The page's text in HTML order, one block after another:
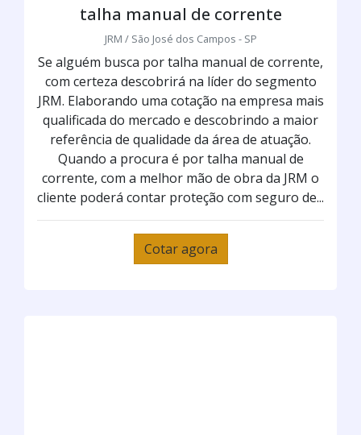
talha manual de corrente
JRM / São José dos Campos - SP
Se alguém busca por talha manual de corrente,
com certeza descobrirá na líder do segmento
JRM. Elaborando uma cotação na empresa mais
qualificada do mercado e descobrindo a maior
referência de qualidade da área de atuação.
Quando a procura é por talha manual de
corrente, com a melhor mão de obra da JRM o
cliente poderá contar proteção com seguro de...
Cotar agora